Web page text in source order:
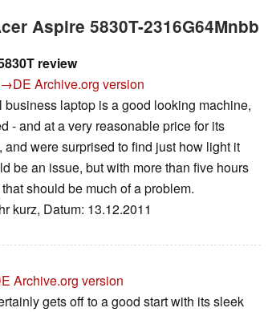
Aspire 5830T-2316G64Mnbb
review
Archive.org version
laptop is a good looking machine,
- and at a very reasonable price for its
were surprised to find just how light it
be an issue, but with more than five hours
should be much of a problem.
kurz, Datum: 13.12.2011
Archive.org version
gets off to a good start with its sleek